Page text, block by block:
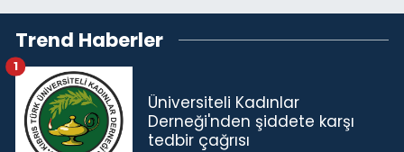
Trend Haberler
Üniversiteli Kadınlar
Derneği'nden şiddete karşı
tedbir çağrısı
1